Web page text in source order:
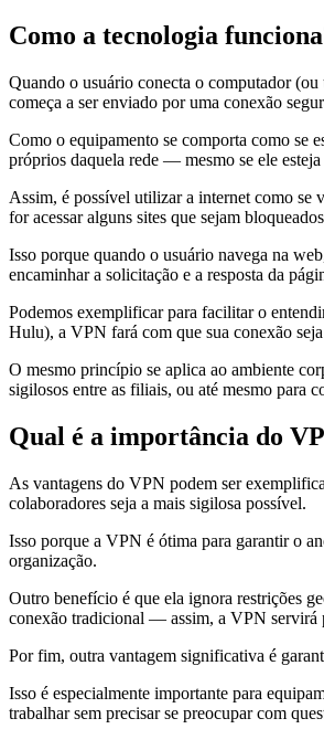
Como a tecnologia
Quando o usuário conecta o computador
começa a ser enviado por uma conexão
Como o equipamento se comporta como se
próprios daquela rede — mesmo se ele
Assim, é possível utilizar a internet como se
for acessar alguns sites que sejam
Isso porque quando o usuário navega na
encaminhar a solicitação e a resposta da
Podemos exemplificar para facilitar o
Hulu), a VPN fará com que sua conexão
O mesmo princípio se aplica ao ambiente
sigilosos entre as filiais, ou até mesmo para
Qual é a importância do
As vantagens do VPN podem ser
colaboradores seja a mais sigilosa possível.
Isso porque a VPN é ótima para garantir o
organização.
Outro benefício é que ela ignora restrições
conexão tradicional — assim, a VPN servirá
Por fim, outra vantagem significativa é
Isso é especialmente importante para
trabalhar sem precisar se preocupar com